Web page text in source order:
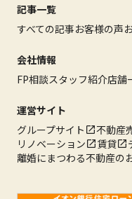
記事一覧
すべての記事お客様の声
会社情報
FP相談スタッフ紹介店舗
運営サイト
グループサイト
不動産
リノベーション
賃貸
離婚にまつわる不動産の